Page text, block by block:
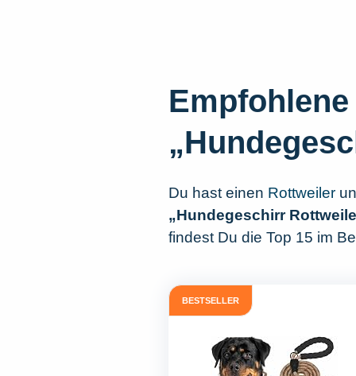
Du hast einen Rottweiler
„Hundegeschirr
findest Du die Top 15 im
BESTSELLER